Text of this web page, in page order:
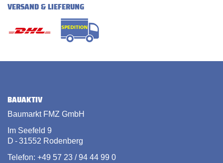
VERSAND & LIEFERUNG
BAUAKTIV
Baumarkt FMZ GmbH
Im Seefeld 9
D - 31552 Rodenberg
Telefon: +49 57 23 / 94 44 99 0